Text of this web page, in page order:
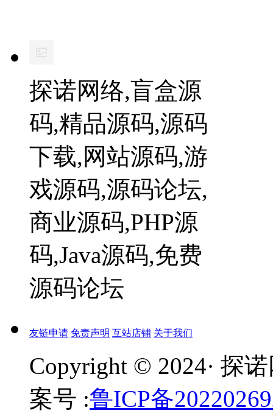
探诺网络,盲盒源
码,精品源码,源码
下载,网站源码,游
戏源码,源码论坛,
商业源码,PHP源
码,Java源码,免费
源码论坛
友链申请 免责声明 互站店铺 关于我们
Copyright © 2024· 探
案号 :鲁ICP备